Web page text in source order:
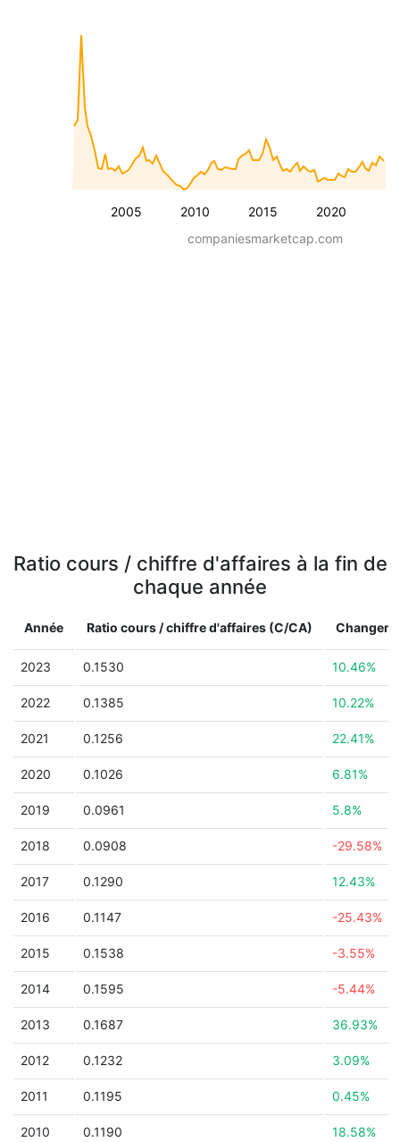
2005 2010 2015 2020
companiesmarketcap.com
Ratio cours / chiffre d'affaires à la fin de
chaque année
Année Ratio cours / chiffre d'affaires (C/CA)
2023 0.1530 10.46%
2022 0.1385 10.22%
2021 0.1256 22.41%
2020 0.1026 6.81%
2019 0.0961 5.8%
2018 0.0908 -29.58%
2017 0.1290 12.43%
2016 0.1147 -25.43%
2015 0.1538 -3.55%
2014 0.1595 -5.44%
2013 0.1687 36.93%
2012 0.1232 3.09%
2011 0.1195 0.45%
2010 0.1190 18.58%